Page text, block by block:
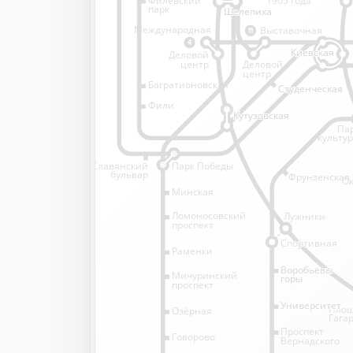
4
11
Лужники
Деловой
центр
Шелепиха
Шелепиха
Минская
Ломоносовский
проспект
Раменки
Парк Победы
парк
Багратионовская
Фили
Международная
Спортивная
Спортивная
Фрунзенская
Славянский
бульвар
Выставочная
Проспект
Вернадского
Деловой
центр
Киевская
Киевская
Студенческая
Студенческая
Кутузовская
Кутузовская
Воробьёвы
горы
Воробьёвы
горы
Университет
Университет
Говорово
Озёрная
Мичуринский
проспект